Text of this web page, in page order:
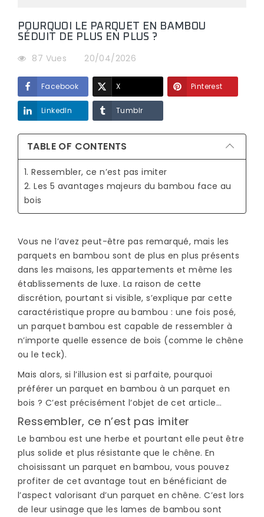
POURQUOI LE PARQUET EN BAMBOU
SÉDUIT DE PLUS EN PLUS ?
87 Vues 20/04/2026
Facebook X Pinterest
LinkedIn Tumblr
TABLE OF CONTENTS
1. Ressembler, ce n’est pas imiter
2. Les 5 avantages majeurs du bambou face au
bois
Vous ne l’avez peut-être pas remarqué, mais les
parquets en bambou sont de plus en plus présents
dans les maisons, les appartements et même les
établissements de luxe. La raison de cette
discrétion, pourtant si visible, s’explique par cette
caractéristique propre au bambou : une fois posé,
un parquet bambou est capable de ressembler à
n’importe quelle essence de bois (comme le chêne
ou le teck).
Mais alors, si l’illusion est si parfaite, pourquoi
préférer un parquet en bambou à un parquet en
bois ? C’est précisément l’objet de cet article…
Ressembler, ce n’est pas imiter
Le bambou est une herbe et pourtant elle peut être
plus solide et plus résistante que le chêne. En
choisissant un parquet en bambou, vous pouvez
profiter de cet avantage tout en bénéficiant de
l’aspect valorisant d’un parquet en chêne. C’est lors
de leur usinage que les lames de bambou sont